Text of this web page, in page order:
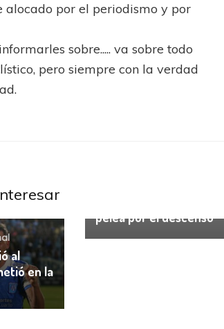
alocado por el periodismo y por
sobre..... va sobre todo
pero siempre con la verdad
al
en la
pelea por el descenso